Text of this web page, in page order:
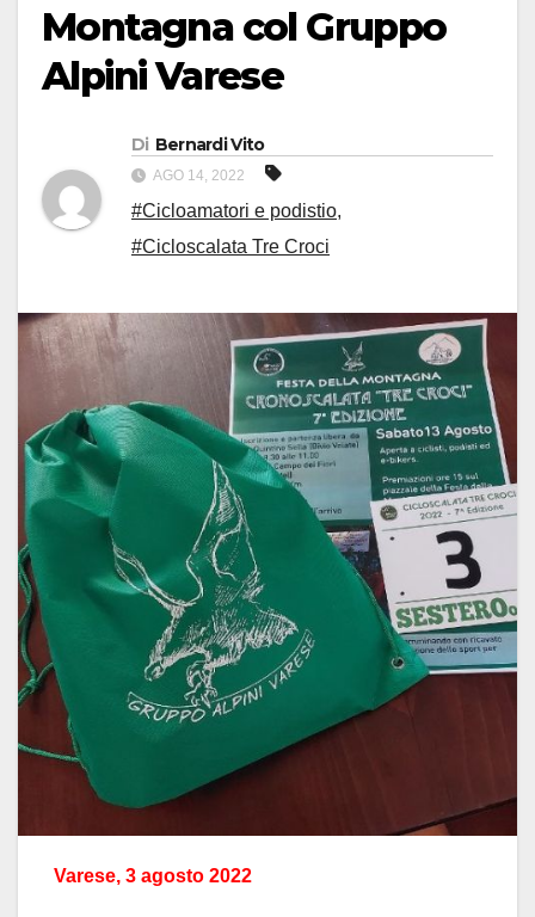
Montagna col Gruppo
Alpini Varese
Di Bernardi Vito
AGO 14, 2022
#Cicloamatori e podistio,
#Cicloscalata Tre Croci
Varese, 3 agosto 2022